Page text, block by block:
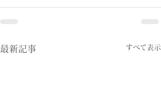
最新記事 すべて表示